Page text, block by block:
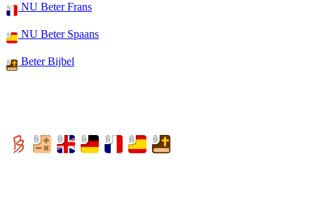
NU Beter Frans
NU Beter Spaans
Beter Bijbel